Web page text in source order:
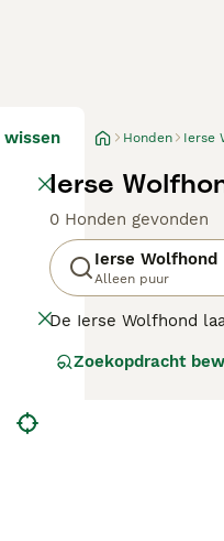
Honden Ierse
Ierse
0 Honden gevonden
Ierse Wolfhond
Alleen puur
De Ierse Wolfhond
lange afstanden te
Zoekopdracht